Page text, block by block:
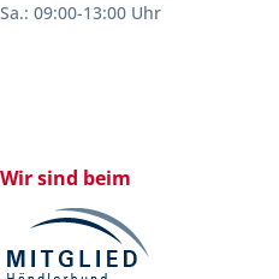
Sa.: 09:00-13:00 Uhr
Wir sind beim